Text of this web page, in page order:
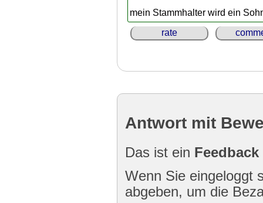
mein Stammhalter wird ein
rate
Antwort mit
Das ist ein Feedback
Wenn Sie eingeloggt
abgeben, um die